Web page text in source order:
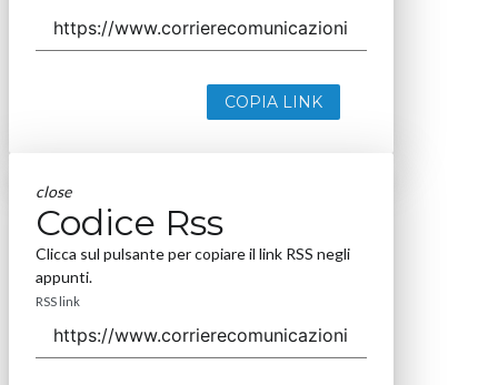
COPIA LINK
close
Codice Rss
Clicca sul pulsante per copiare il link RSS negli
appunti.
RSS link